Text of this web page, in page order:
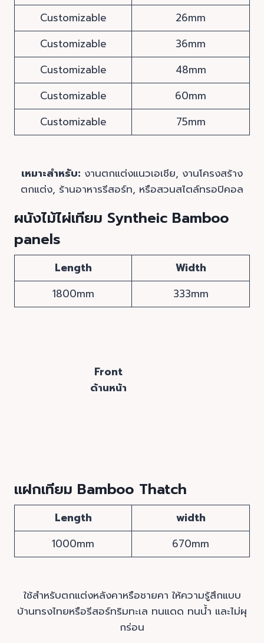
Customizable
26mm
Customizable
36mm
Customizable
48mm
Customizable
60mm
Customizable
75mm
เหมาะสำหรับ: งานตกแต่งแนวเอเชีย, งานโครงสร้าง
ตกแต่ง, ร้านอาหารรีสอร์ท, หรือสวนสไตล์ทรอปิคอล
ผนังไม้ไผ่เทียม Syntheic Bamboo
panels
Length
Width
1800mm
333mm
Front
ด้านหน้า
แฝกเทียม Bamboo Thatch
Length
width
1000mm
670mm
ใช้สำหรับตกแต่งหลังคาหรือชายคา ให้ความรู้สึกแบบ
บ้านทรงไทยหรือรีสอร์ทริมทะเล ทนแดด ทนน้ำ และไม่ผุ
กร่อน